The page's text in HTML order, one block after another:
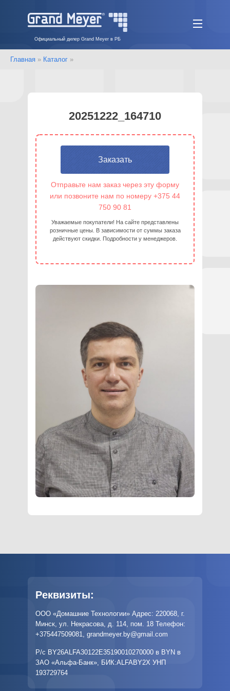
Официальный дилер Grand Meyer в РБ
Главная » Каталог »
20251222_164710
Заказать
Отправьте нам заказ через эту форму
или позвоните нам по номеру +375 44
750 90 81
Уважаемые покупатели! На сайте представлены
розничные цены. В зависимости от суммы заказа
действуют скидки. Подробности у менеджеров.
Реквизиты:
ООО «Домашние Технологии» Адрес: 220068, г.
Минск, ул. Некрасова, д. 114, пом. 18 Телефон:
+375447509081, grandmeyer.by@gmail.com
Р/с BY26ALFA30122E35190010270000 в BYN в
ЗАО «Альфа-Банк», БИК:ALFABY2X УНП
193729764